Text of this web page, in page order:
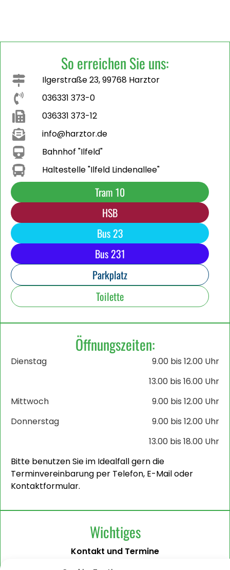
So erreichen Sie uns:
Ilgerstraße 23, 99768 Harztor
036331 373-0
036331 373-12
info@harztor.de
Bahnhof "Ilfeld"
Haltestelle "Ilfeld Lindenallee"
Tram 10
HSB
Bus 23
Bus 231
Parkplatz
Toilette
Öffnungszeiten:
Dienstag
9.00 bis 12.00 Uhr
13.00 bis 16.00 Uhr
Mittwoch
9.00 bis 12.00 Uhr
Donnerstag
9.00 bis 12.00 Uhr
13.00 bis 18.00 Uhr
Bitte benutzen Sie im Idealfall gern die
Terminvereinbarung per Telefon, E-Mail oder
Kontaktformular.
Wichtiges
Kontakt und Termine